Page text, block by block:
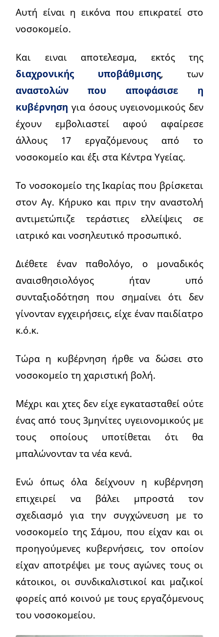
Αυτή είναι η εικόνα που επικρατεί στο
νοσοκομείο.
Και ειναι αποτελεσμα, εκτός της
διαχρονικής υποβάθμισης, των
αναστολών που αποφάσισε η
κυβέρνηση για όσους υγειονομικούς δεν
έχουν εμβολιαστεί αφού αφαίρεσε
άλλους 17 εργαζόμενους από το
νοσοκομείο και έξι στα Κέντρα Υγείας.
Το νοσοκομείο της Ικαρίας που βρίσκεται
στον Αγ. Κήρυκο και πριν την αναστολή
αντιμετώπιζε τεράστιες ελλείψεις σε
ιατρικό και νοσηλευτικό προσωπικό.
Διέθετε έναν παθολόγο, ο μοναδικός
αναισθησιολόγος ήταν υπό
συνταξιοδότηση που σημαίνει ότι δεν
γίνονταν εγχειρήσεις, είχε έναν παιδίατρο
κ.ό.κ.
Τώρα η κυβέρνηση ήρθε να δώσει στο
νοσοκομείο τη χαριστική βολή.
Μέχρι και χτες δεν είχε εγκατασταθεί ούτε
ένας από τους 3μηνίτες υγειονομικούς με
τους οποίους υποτίθεται ότι θα
μπαλώνονταν τα νέα κενά.
Ενώ όπως όλα δείχνουν η κυβέρνηση
επιχειρεί να βάλει μπροστά τον
σχεδιασμό για την συγχώνευση με το
νοσοκομείο της Σάμου, που είχαν και οι
προηγούμενες κυβερνήσεις, τον οποίον
είχαν αποτρέψει με τους αγώνες τους οι
κάτοικοι, οι συνδικαλιστικοί και μαζικοί
φορείς από κοινού με τους εργαζόμενους
του νοσοκομείου.